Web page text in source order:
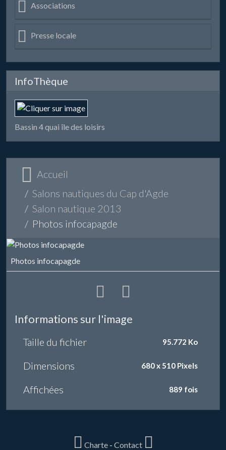
Associations
Presse locale
InfoThèque
Bassin 4 quai île des loisirs
Accueil
Salons nautiques du Cap d'Agde
Salon nautique 2013
Photos infocapagde
Photos infocapagde
Informations sur l'image
Taille du fichier 95.772 Ko
Dimensions 680 x 510 Pixels
Affichées 889 fois
Charte- Contact